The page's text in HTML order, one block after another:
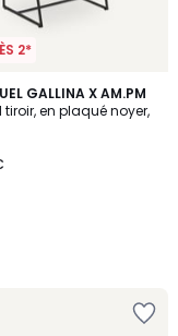
2*
GALLINA X AM.PM
tiroir, en plaqué noyer,